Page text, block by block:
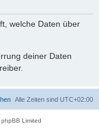
welche Daten über
deiner Daten
Alle Zeiten sind UTC+02:00
Limited